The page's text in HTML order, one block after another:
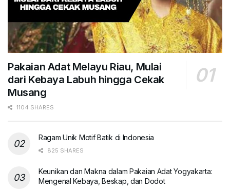
Pakaian Adat Melayu Riau, Mulai
dari Kebaya Labuh hingga Cekak
Musang
1104 SHARES
Ragam Unik Motif Batik di Indonesia
825 SHARES
Keunikan dan Makna dalam Pakaian Adat Yogyakarta:
Mengenal Kebaya, Beskap, dan Dodot